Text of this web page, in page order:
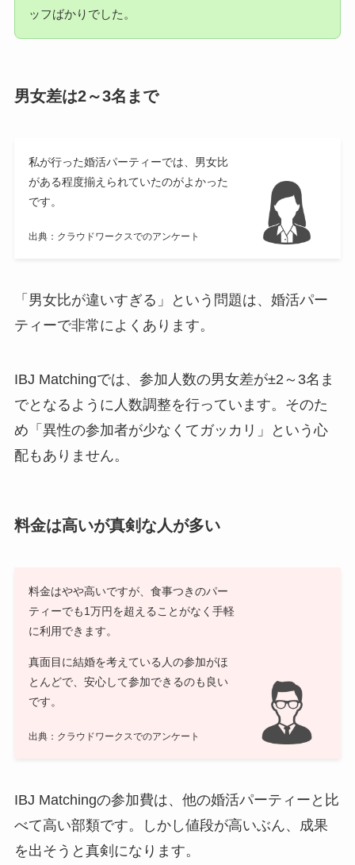
ッフばかりでした。
男女差は2～3名まで
私が行った婚活パーティーでは、男女比
がある程度揃えられていたのがよかった
です。
出典：クラウドワークスでのアンケート
「男女比が違いすぎる」という問題は、婚活パー
ティーで非常によくあります。
IBJ Matchingでは、参加人数の男女差が±2～3名ま
でとなるように人数調整を行っています。そのた
め「異性の参加者が少なくてガッカリ」という心
配もありません。
料金は高いが真剣な人が多い
料金はやや高いですが、食事つきのパー
ティーでも1万円を超えることがなく手軽
に利用できます。
真面目に結婚を考えている人の参加がほ
とんどで、安心して参加できるのも良い
です。
出典：クラウドワークスでのアンケート
IBJ Matchingの参加費は、他の婚活パーティーと比
べて高い部類です。しかし値段が高いぶん、成果
を出そうと真剣になります。